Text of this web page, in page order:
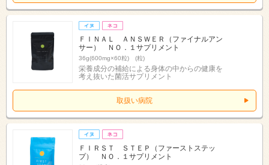
ＦＩＮＡＬ ＡＮＳＷＥＲ（ファイナルアン
サー） ＮＯ．１サプリメント
36g(600mg×60粒) (粒)
栄養成分の補給による身体の中からの健康を
考え抜いた菌活サプリメント
取扱い病院
ＦＩＲＳＴ ＳＴＥＰ（ファーストステッ
プ） ＮＯ．１サプリメント